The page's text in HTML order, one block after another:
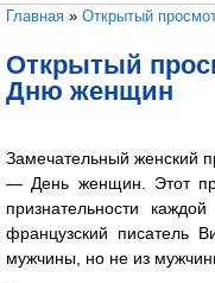
Вы здесь
Главная » Открытый
Открытый
Дню женщин
Замечательный женский
— День женщин. Этот
признательности
французский писатель
мужчины, но не из